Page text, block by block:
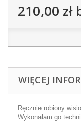
210,00 zł
WIĘCEJ
Ręcznie robiony
Wykonałam go